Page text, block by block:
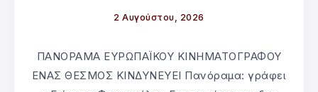
2 Αυγούστου, 2026
ΠΑΝΟΡΑΜΑ ΕΥΡΩΠΑΪΚΟΥ ΚΙΝΗΜΑΤΟΓΡΑΦΟΥ
ΕΝΑΣ ΘΕΣΜΟΣ ΚΙΝΔΥΝΕΥΕΙ Πανόραμα: γράφει